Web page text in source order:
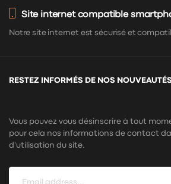
Site internet compatible
Notre site internet est sécurisé et
RESTEZ INFORMÉS DE NOS
Vous pouvez vous désinscrire à tout
pour cela nos informations de contact
d'utilisation du site.